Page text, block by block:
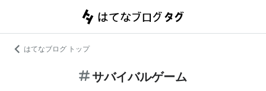
はてなブログ トップ
サバイバルゲーム